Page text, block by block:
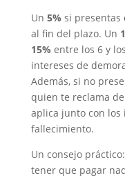
Un 5% si presentas
al fin del plazo. Un
15% entre los 6 y
intereses de
Además, si no
quien te reclama
aplica junto con los
fallecimiento.
Un consejo
tener que pagar